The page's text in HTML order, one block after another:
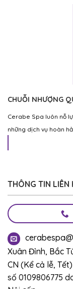
CHUỖI NHƯỢNG
Cerabe Spa luôn nỗ
những dịch vụ hoàn
THÔNG TIN LIÊN
Xuân Đỉnh, Bắc
CN (Kể cả lễ, Tết)
số 0109806775